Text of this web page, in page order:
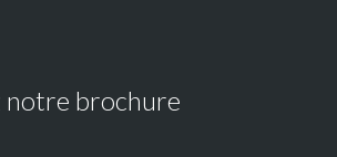
notre brochure